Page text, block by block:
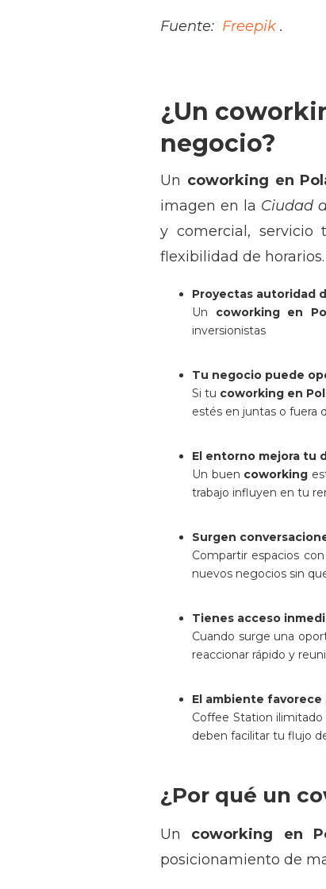
Fuente: Freepik .
¿Un
negocio?
Un coworking en
imagen en la Ciudad
y comercial, servicio
flexibilidad de horarios.
Proyectas autoridad
Un coworking en
inversionistas
Tu negocio puede
Si tu coworking en
estés en juntas o fuera
El entorno mejora tu
Un buen coworking
trabajo influyen en tu
Surgen
Compartir espacios
nuevos negocios sin
Tienes acceso
Cuando surge una
reaccionar rápido y
El ambiente
Coffee Station
deben facilitar tu flujo
¿Por qué un
Un coworking en
posicionamiento de